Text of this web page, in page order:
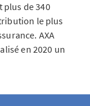
plus de 340
le plus
AXA
en 2020 un